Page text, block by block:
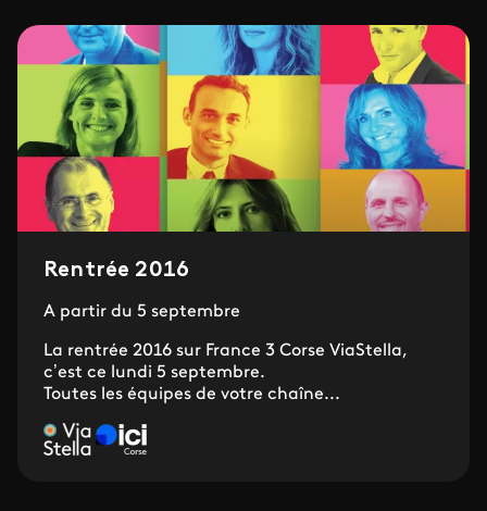
Rentrée 2016
A partir du 5 septembre
La rentrée 2016 sur France 3 Corse ViaStella,
c’est ce lundi 5 septembre.
Toutes les équipes de votre chaîne...